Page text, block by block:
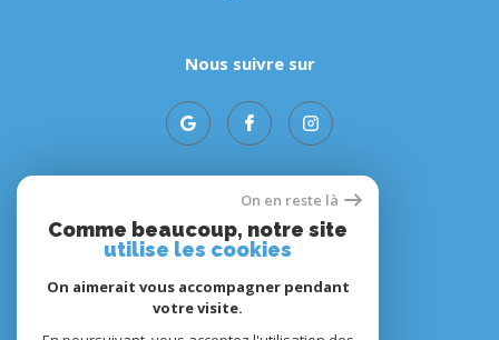
Nous suivre sur
Adhérents
On en reste là
Comme beaucoup, notre site
utilise les cookies
On aimerait vous accompagner pendant
votre visite.